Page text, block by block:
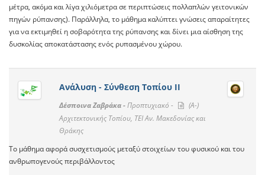
μέτρα, ακόμα και λίγα χιλιόμετρα σε περιπτώσεις πολλαπλών γειτονικών
πηγών ρύπανσης). Παράλληλα, το μάθημα καλύπτει γνώσεις απαραίτητες
για να εκτιμηθεί η σοβαρότητα της ρύπανσης και δίνει μια αίσθηση της
δυσκολίας αποκατάστασης ενός ρυπασμένου χώρου.
Ανάλυση - Σύνθεση Tοπίου ΙΙ
Δέσποινα Ζαβράκα -Προπτυχιακό -
(A-)
Αρχιτεκτονικής Τοπίου, ΤΕΙ Αν. Μακεδονίας και
Θράκης
Το μάθημα αφορά συσχετισμούς μεταξύ στοιχείων του φυσικού και του
ανθρωπογενούς περιβάλλοντος